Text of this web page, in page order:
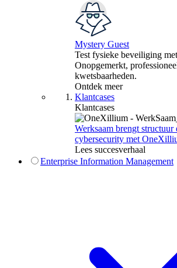
Mystery Guest
Test fysieke beveiliging
Onopgemerkt,
kwetsbaarheden.
Ontdek meer
Klantcases
Klantcases
Werksaam brengt
cybersecurity met
Lees succesverhaal
Enterprise Information Management